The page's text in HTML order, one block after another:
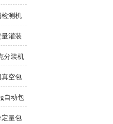
测机
灌装
分装机
空包
自动包
定量包